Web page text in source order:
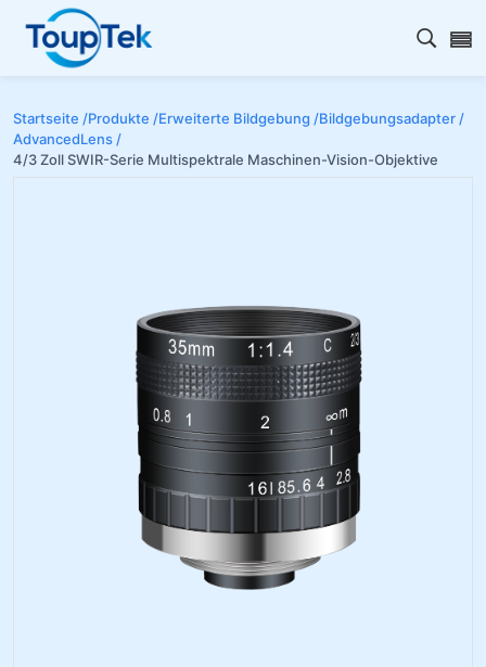
Open
Startseite /Produkte /Erweiterte Bildgebung /Bildgebungsadapter /
AdvancedLens /
4/3 Zoll SWIR-Serie Multispektrale Maschinen-Vision-Objektive